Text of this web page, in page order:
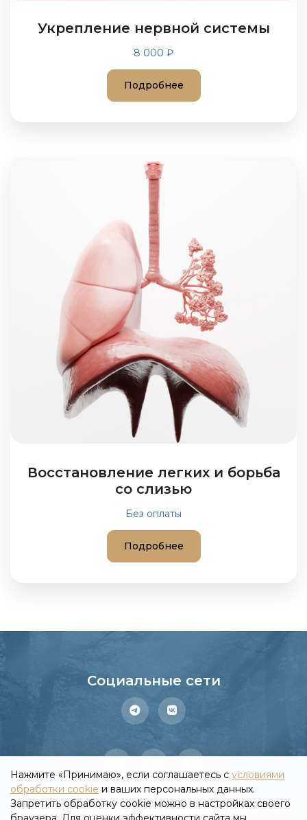
Укрепление нервной системы
8 000 ₽
Подробнее
Восстановление легких и борьба
со слизью
Без оплаты
Подробнее
Социальные сети
Главная Консультации
Нажмите «Принимаю», если соглашаетесь с условиями
обработки cookie и ваших персональных данных.
Запретить обработку cookie можно в настройках своего